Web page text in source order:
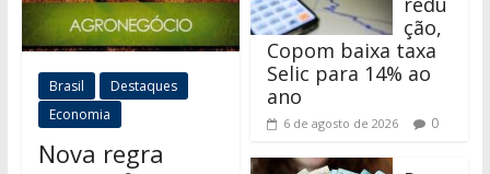
Brasil
Destaques
Economia
Nova regra
ção,
Copom baixa taxa
Selic para 14% ao
ano
6 de agosto de 2026 0